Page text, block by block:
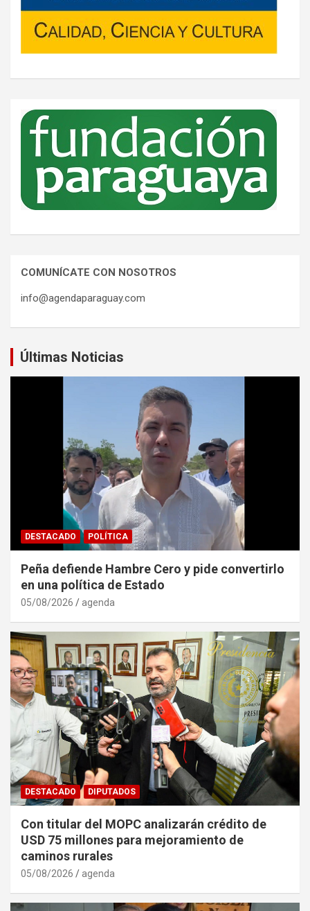
COMUNÍCATE CON NOSOTROS
info@agendaparaguay.com
Últimas Noticias
DESTACADO POLÍTICA
Peña defiende Hambre Cero y pide convertirlo
en una política de Estado
05/08/2026 agenda
DESTACADO DIPUTADOS
Con titular del MOPC analizarán crédito de
USD 75 millones para mejoramiento de
caminos rurales
05/08/2026 agenda